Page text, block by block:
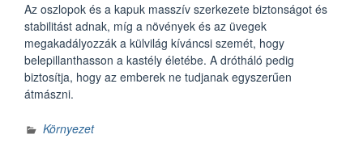
Az oszlopok és a kapuk masszív szerkezete biztonságot és
stabilitást adnak, míg a növények és az üvegek
megakadályozzák a külvilág kíváncsi szemét, hogy
belepillanthasson a kastély életébe. A drótháló pedig
biztosítja, hogy az emberek ne tudjanak egyszerűen
átmászni.
Környezet